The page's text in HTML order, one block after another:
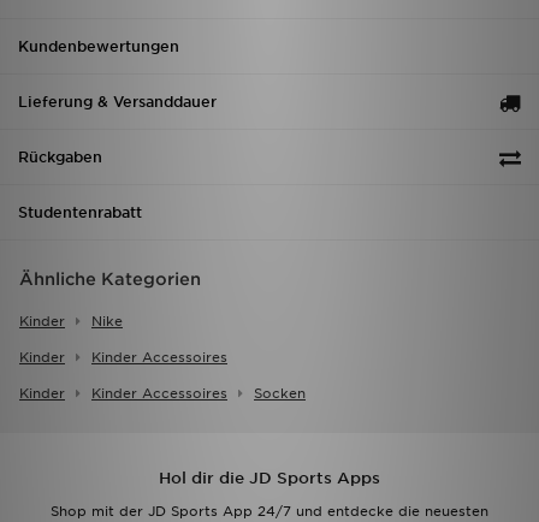
Kundenbewertungen
Lieferung & Versanddauer
Rückgaben
Studentenrabatt
Ähnliche Kategorien
Kinder Nike
Kinder Kinder Accessoires
Kinder Kinder Accessoires Socken
Hol dir die JD Sports Apps
Shop mit der JD Sports App 24/7 und entdecke die neuesten